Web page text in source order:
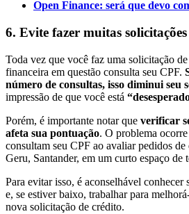
Open Finance: será que devo
6. Evite fazer muitas
Toda vez que você faz uma solicitação
financeira em questão consulta seu CPF.
número de consultas, isso diminui seu
impressão de que você está
Porém, é importante notar que verificar
afeta sua pontuação. O problema
consultam seu CPF ao avaliar pedidos
Geru, Santander, em um curto espaço de
Para evitar isso, é aconselhável conhecer
e, se estiver baixo, trabalhar para
nova solicitação de crédito.